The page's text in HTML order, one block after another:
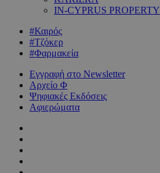
IN-CYPRUS PROPERTY
#Καιρός
#Τζόκερ
#Φαρμακεία
Εγγραφή στο Newsletter
Αρχείο Φ
Ψηφιακές Εκδόσεις
Αφιερώματα